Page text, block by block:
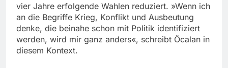
vier Jahre erfolgende Wahlen reduziert. »Wenn ich
an die Begriffe Krieg, Konflikt und Ausbeutung
denke, die beinahe schon mit Politik identifiziert
werden, wird mir ganz anders«, schreibt Öcalan in
diesem Kontext.